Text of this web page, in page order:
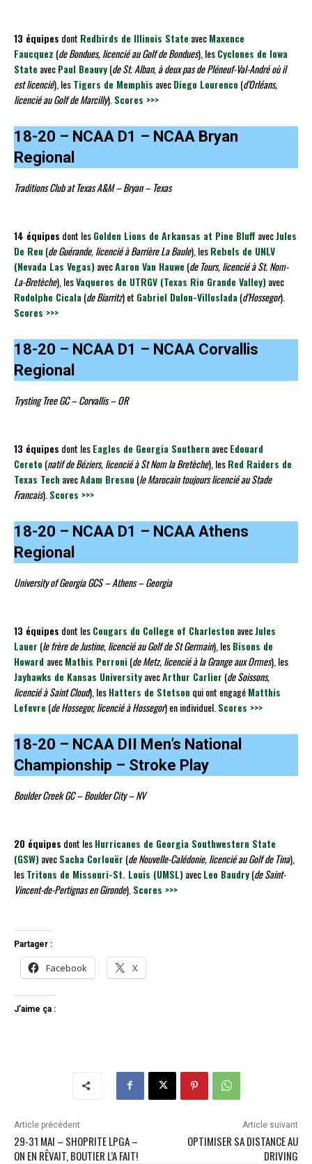
13 équipes dont Redbirds de Illinois StateavecMaxence
Faucquez (de Bondues, licencié au Golf de Bondues), lesCyclones de Iowa
StateavecPaul Beauvy(de St. Alban, à deux pas de Pléneuf-Val-André où il
est licencié), lesTigers de Memphis avecDiego Lourenco(d’Orléans,
licencié au Golf de Marcilly). Scores >>>
18-20 – NCAA D1 – NCAA Bryan
Regional
Traditions Club at Texas A&M – Bryan – Texas
14 équipes dont lesGolden Lions de Arkansas at Pine Bluff avecJules
De Reu(de Guérande, licencié à Barrière La Baule), lesRebels de UNLV
(Nevada Las Vegas)avecAaron Van Hauwe(de Tours, licencié à St. Nom-
La-Bretèche), lesVaqueros de UTRGV (Texas Rio Grande Valley)avec
Rodolphe Cicala(de Biarritz) et Gabriel Dulon-Villoslada(d’Hossegor).
Scores >>>
18-20 – NCAA D1 – NCAA Corvallis
Regional
Trysting Tree GC – Corvallis – OR
13 équipes dont lesEagles de Georgia SouthernavecEdouard
Cereto(natif de Béziers, licencié à St Nom la Bretèche), lesRed Raiders de
Texas TechavecAdam Bresnu(le Marocain toujours licencié au Stade
Francais). Scores >>>
18-20 – NCAA D1 – NCAA Athens
Regional
University of Georgia GCS – Athens – Georgia
13 équipes dont lesCougars du College of CharlestonavecJules
Lauer (le frère de Justine, licencié au Golf de St Germain), lesBisons de
Howard avecMathis Perroni(de Metz, licencié à la Grange aux Ormes), les
Jayhawks de Kansas UniversityavecArthur Carlier (de Soissons,
licencié à Saint Cloud), lesHatters de Stetsonqui ont engagéMatthis
Lefevre(de Hossegor, licencié à Hossegor) en individuel. Scores >>>
18-20 – NCAA DII Men’s National
Championship – Stroke Play
Boulder Creek GC – Boulder City – NV
20 équipes dont lesHurricanes de Georgia Southwestern State
(GSW)avecSacha Corlouër (de Nouvelle-Calédonie, licencié au Golf de Tina),
lesTritons de Missouri-St. Louis (UMSL)avecLeo Baudry(de Saint-
Vincent-de-Pertignas en Gironde). Scores >>>
Partager :
Facebook X
J’aime ça :
Article précédent
29-31 MAI – SHOPRITE LPGA –
ON EN RÊVAIT, BOUTIER L’A FAIT!
Article suivant
OPTIMISER SA DISTANCE AU
DRIVING